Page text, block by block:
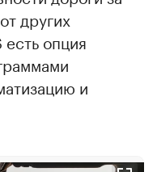
других
опция
и